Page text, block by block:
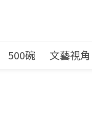
500碗 文藝視角